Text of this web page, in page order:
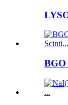
BGO